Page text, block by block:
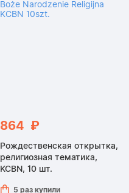
864 ₽
Рождественская открытка,
религиозная тематика,
KCBN, 10 шт.
5 раз купили